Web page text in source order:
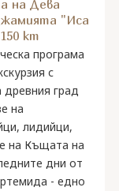
на Дева
"Иса
km
програма
с
древния град
на
лидийци,
на Къщата на
дни от
- едно